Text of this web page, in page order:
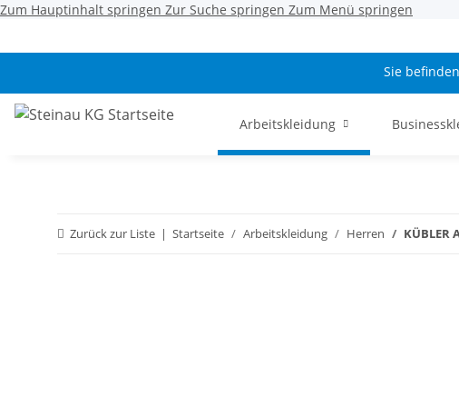
Zum Hauptinhalt springen Zur Suche springen Zum Menü springen
Sie
Arbeitskleidung
Zurück zur Liste Startseite Arbeitskleidung Herren KÜBLER